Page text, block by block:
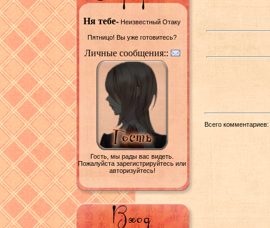
Ня тебе- Неизвестный Отаку
Пятницо! Вы уже готовитесь?
Личные сообщения::
Гость, мы рады вас видеть.
Пожалуйста зарегистрируйтесь или
авторизуйтесь!
Всего комментариев: